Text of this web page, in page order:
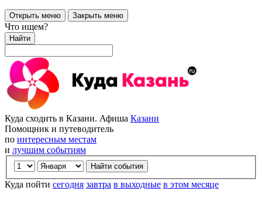
Открыть меню Закрыть меню
Что ищем?
Найти
Куда сходить в Казани. Афиша Казани
Помощник и путеводитель
по интересным местам
и лучшим событиям
Куда пойти сегодня завтра в выходные в этом месяце